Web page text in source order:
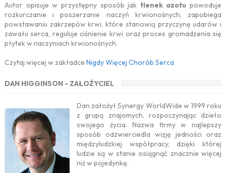
Autor opisuje w przystępny sposób jak tlenek azotu powoduje
rozkurczanie i poszerzanie naczyń krwionośnych, zapobiega
powstawaniu zakrzepów krwi, które stanowią przyczynę udarów i
zawału serca, reguluje ciśnienie krwi oraz proces gromadzenia się
płytek w naczyniach krwionośnych.
Czytaj więcej w zakładce Nigdy Więcej Chorób Serca
DAN HIGGINSON - ZAŁOŻYCIEL
Dan założył Synergy WorldWide w 1999 roku
z grupą znajomych, rozpoczynając dzieło
swojego życia. Nazwa firmy w najlepszy
sposób odzwierciedla wizję jedności oraz
międzyludzkiej współpracy, dzięki której
ludzie są w stanie osiągnąć znacznie więcej
niż w pojedynkę.